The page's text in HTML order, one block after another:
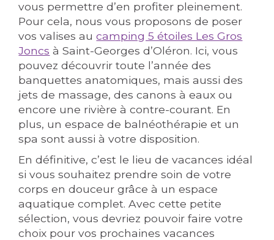
vous permettre d’en profiter pleinement.
Pour cela, nous vous proposons de poser
vos valises aucamping 5 étoiles Les Gros
Joncs à Saint-Georges d’Oléron. Ici, vous
pouvez découvrir toute l’année des
banquettes anatomiques, mais aussi des
jets de massage, des canons à eaux ou
encore une rivière à contre-courant. En
plus, un espace de balnéothérapie et un
spa sont aussi à votre disposition.
En définitive, c’est le lieu de vacances idéal
si vous souhaitez prendre soin de votre
corps en douceur grâce à un espace
aquatique complet. Avec cette petite
sélection, vous devriez pouvoir faire votre
choix pour vos prochaines vacances